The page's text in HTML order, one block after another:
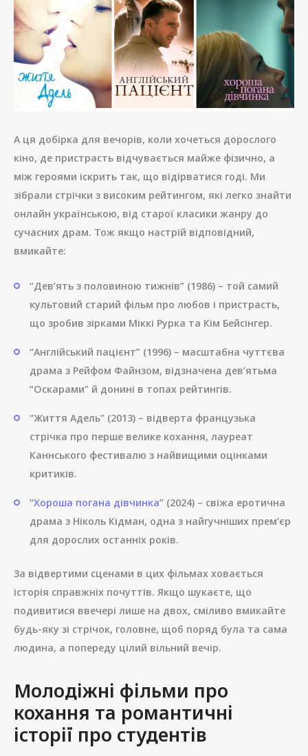
А ця добірка для вечорів, коли хочеться дорослого
кіно, де пристрасть відчувається майже фізично, а
між героями іскрить так, що відірватися годі. Ми
зібрали стрічки з високим рейтингом, які легко знайти
онлайн українською, від старої класики жанру до
сучасних драм. Тож якщо настрій відповідний,
вмикайте:
“Дев’ять з половиною тижнів” (1986) – той самий
культовий старий фільм про любов і пристрасть,
що зробив зірками Міккі Рурка та Кім Бейсінгер.
“Англійський пацієнт” (1996) – масштабна чуттєва
драма з Рейфом Файнзом, відзначена дев’ятьма
“Оскарами” й донині в топах рейтингів.
“Життя Адель” (2013) – відверта французька
стрічка про перше велике кохання, лауреат
Каннського фестивалю з найвищими оцінками
критиків.
“Хороша погана дівчинка” (2024) – свіжа еротична
драма з Ніколь Кідман, одна з найгучніших прем’єр
для дорослих останніх років.
За відвертими сценами в цих фільмах ховається
історія справжніх почуттів. Якщо шукаєте, що
подивитися ввечері лише на двох, сміливо вмикайте
будь-яку зі стрічок, головне, щоб поряд була та сама
людина, а попереду цілий вільний вечір.
Молодіжні фільми про
кохання та романтичні
історії про студентів